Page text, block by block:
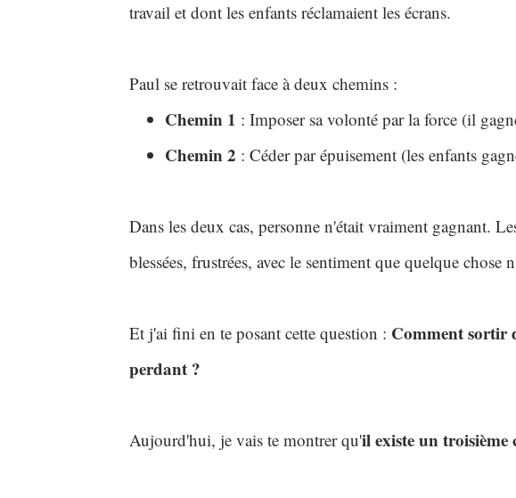
travail et dont les enfants réclamaient les écrans.
Paul se retrouvait face à deux chemins :
Chemin 1 : Imposer sa volonté par la force (il
Chemin 2 : Céder par épuisement (les enfants
Dans les deux cas, personne n'était vraiment gagnant.
blessées, frustrées, avec le sentiment que quelque chose
Et j'ai fini en te posant cette question : Comment sortir
perdant ?
Aujourd'hui, je vais te montrer qu'il existe un troisième